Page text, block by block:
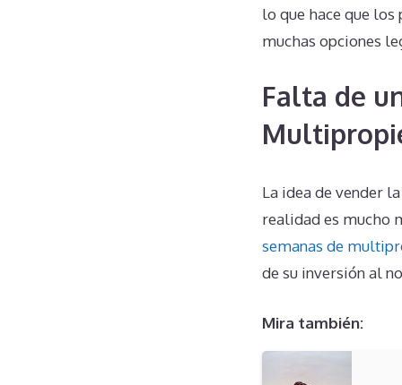
lo que hace que los
muchas opciones
Falta de
La idea de vender
realidad es mucho
semanas de
de su inversión al
Mira también: